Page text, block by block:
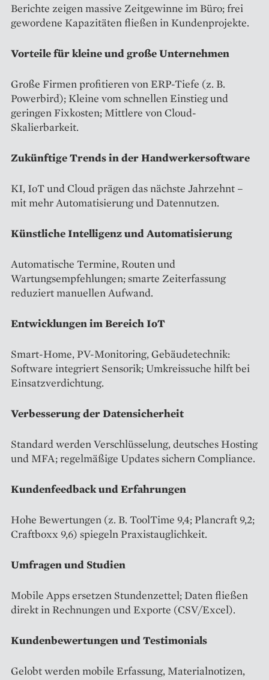
Berichte zeigen massive Zeitgewinne im Büro; frei
gewordene Kapazitäten fließen in Kundenprojekte.
Vorteile für kleine und große Unternehmen
Große Firmen profitieren von ERP-Tiefe (z. B.
Powerbird); Kleine vom schnellen Einstieg und
geringen Fixkosten; Mittlere von Cloud-
Skalierbarkeit.
Zukünftige Trends in der Handwerkersoftware
KI, IoT und Cloud prägen das nächste Jahrzehnt –
mit mehr Automatisierung und Datennutzen.
Künstliche Intelligenz und Automatisierung
Automatische Termine, Routen und
Wartungsempfehlungen; smarte Zeiterfassung
reduziert manuellen Aufwand.
Entwicklungen im Bereich IoT
Smart-Home, PV-Monitoring, Gebäudetechnik:
Software integriert Sensorik; Umkreissuche hilft bei
Einsatzverdichtung.
Verbesserung der Datensicherheit
Standard werden Verschlüsselung, deutsches Hosting
und MFA; regelmäßige Updates sichern Compliance.
Kundenfeedback und Erfahrungen
Hohe Bewertungen (z. B. ToolTime 9,4; Plancraft 9,2;
Craftboxx 9,6) spiegeln Praxistauglichkeit.
Umfragen und Studien
Mobile Apps ersetzen Stundenzettel; Daten fließen
direkt in Rechnungen und Exporte (CSV/Excel).
Kundenbewertungen und Testimonials
Gelobt werden mobile Erfassung, Materialnotizen,